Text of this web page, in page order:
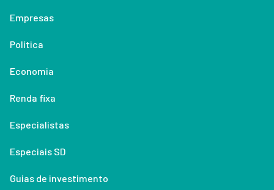
Empresas
Política
Economia
Renda fixa
Especialistas
Especiais SD
Guias de investimento